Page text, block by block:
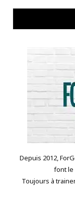
Depuis 2012,
font le
Toujours à